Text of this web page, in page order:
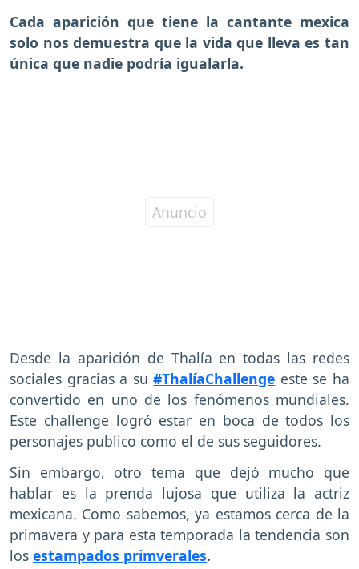
Cada aparición que tiene la cantante mexica
solo nos demuestra que la vida que lleva es tan
única que nadie podría igualarla.
Desde la aparición de Thalía en todas las redes
sociales gracias a su#ThalíaChallenge este se ha
convertido en uno de los fenómenos mundiales.
Este challenge logró estar en boca de todos los
personajes publico como el de sus seguidores.
Sin embargo, otro tema que dejó mucho que
hablar es la prenda lujosa que utiliza la actriz
mexicana. Como sabemos, ya estamos cerca de la
primavera y para esta temporada la tendencia son
los estampados primverales.